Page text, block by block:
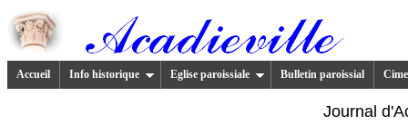
Accueil Info historique Eglise paroissiale Bulletin paroissial
Journal